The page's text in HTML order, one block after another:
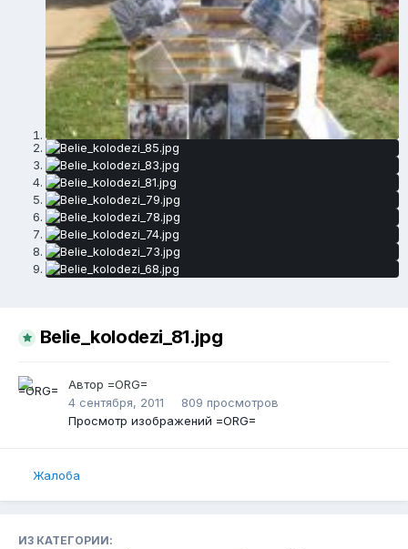
Belie_kolodezi_81.jpg
Автор =ORG=
4 сентября, 2011
809 просмотров
Просмотр изображений =ORG=
Жалоба
ИЗ КАТЕГОРИИ: